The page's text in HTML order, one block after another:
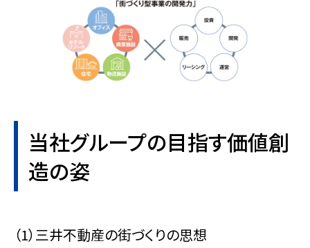
当社グループの目指す価値創
造の姿
（1）三井不動産の街づくりの思想